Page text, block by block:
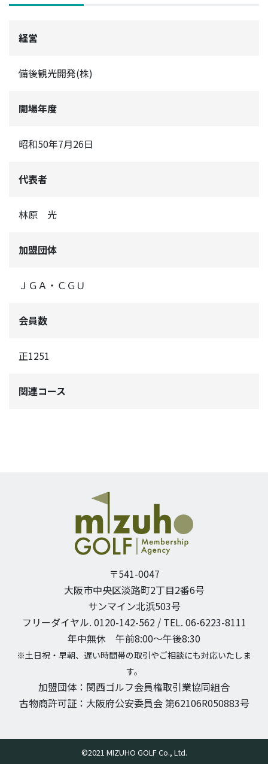
経営
備後観光開発(株)
開場年度
昭和50年7月26日
代表者
林原 光
加盟団体
ＪＧＡ・ＣＧＵ
会員数
正1251
関連コース
〒541-0047
大阪市中央区淡路町2丁目2番6号
サンマイン北浜503号
フリーダイヤル. 0120-142-562 / TEL. 06-6223-8111
年中無休 午前8:00〜午後8:30
※土日祝・早朝、遅い時間帯の取引やご相談にも対応いたしま
す。
加盟団体：関西ゴルフ会員権取引業協同組合
古物商許可証：大阪府公安委員会 第62106R050883号
©2021 MIZUHO GOLF Co., Ltd.